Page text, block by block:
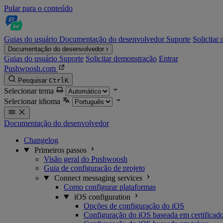
Pular para o conteúdo
Guias do usuário Documentação do desenvolvedor Suporte Solicitar
Documentação do desenvolvedor
Guias do usuário Suporte Solicitar demonstração Entrar
Pushwoosh.com
Pesquisar CtrlK
Selecionar tema
Selecionar idioma
Documentação do desenvolvedor
Changelog
Primeiros passos
Visão geral do Pushwoosh
Guia de configuração de projeto
Connect messaging services
Como configurar plataformas
iOS configuration
Opções de configuração do iOS
Configuração do iOS baseada em